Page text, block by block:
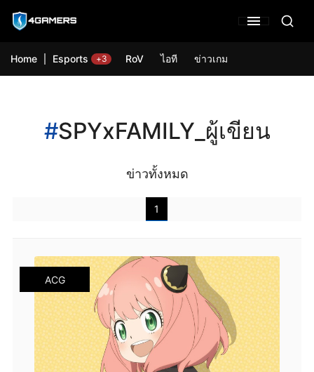
Home Esports +3 RoV ไอที ข่าวเกม
#SPYxFAMILY_ผู้เขียน
ข่าวทั้งหมด
1
ACG